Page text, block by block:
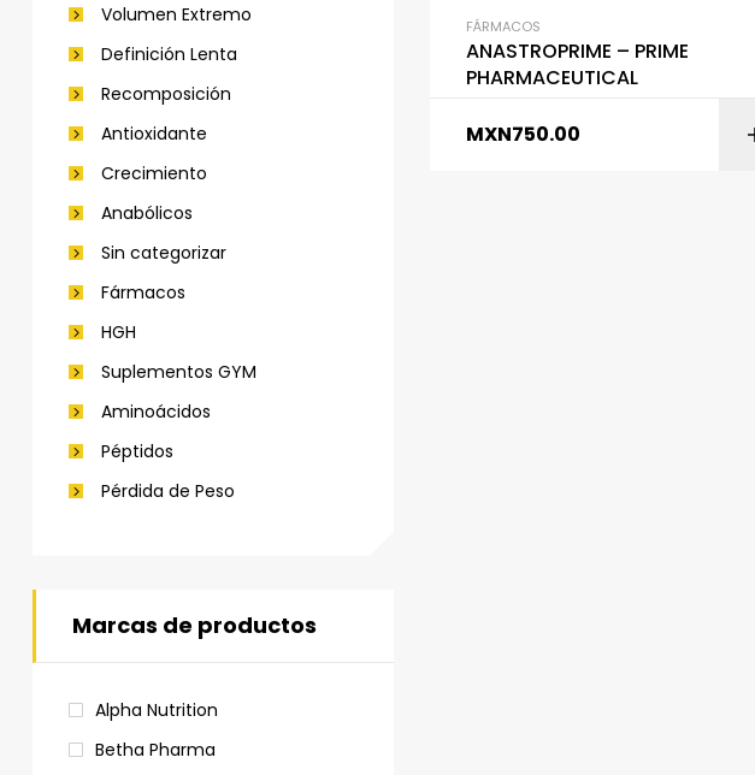
FÁRMACOS
ANASTROPRIME – PRIME
PHARMACEUTICAL
MXN750.00
Volumen Extremo
Definición Lenta
Recomposición
Antioxidante
Crecimiento
Anabólicos
Sin categorizar
Fármacos
HGH
Suplementos GYM
Aminoácidos
Péptidos
Pérdida de Peso
Marcas de productos
Alpha Nutrition
Betha Pharma